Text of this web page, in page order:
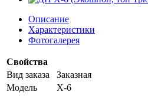
Описание
Характеристики
Фотогалерея
Свойства
Вид заказа
Заказная
Модель
Х-6